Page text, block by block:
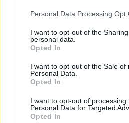
Please note that this website/app
not limited to your visit or usage
grant or deny consent to Google
use your data for below specified
consent section.
Personal Data Processing Opt
I want to opt-out of the
personal data.
Opted In
I want to opt-out of the Sale of
Personal Data.
Opted In
I want to opt-out of processing
Personal Data for Targeted
Opted In
la nuova stagione
Francesca Lombardi · 10 Ago 2026
CALCIO